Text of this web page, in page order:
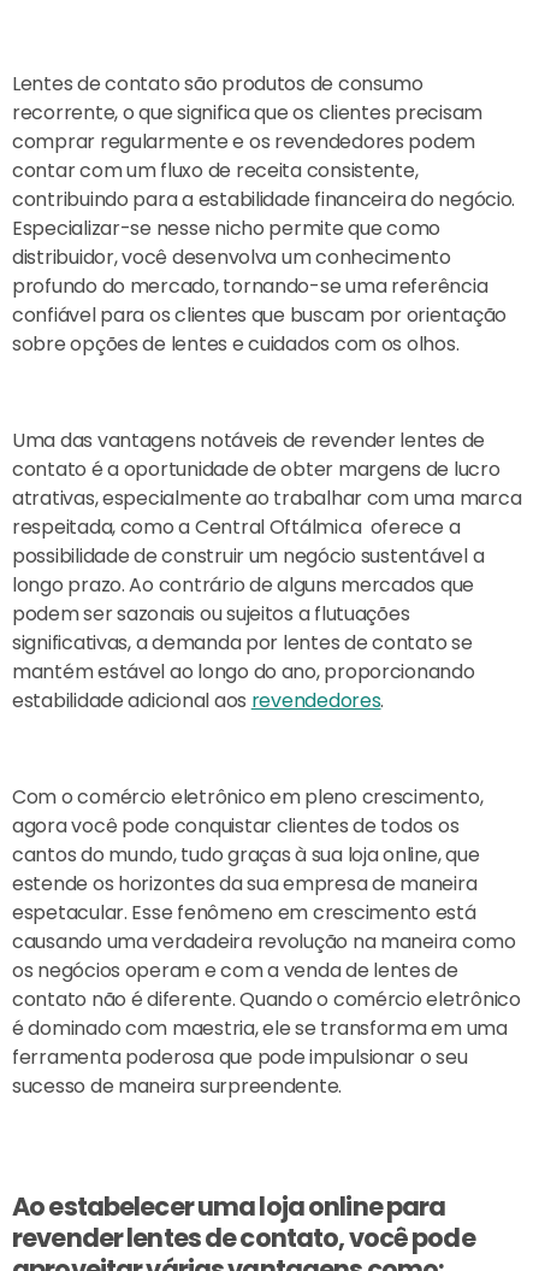
Lentes de contato são produtos de consumo
recorrente, o que significa que os clientes precisam
comprar regularmente e os revendedores podem
contar com um fluxo de receita consistente,
contribuindo para a estabilidade financeira do negócio.
Especializar-se nesse nicho permite que como
distribuidor, você desenvolva um conhecimento
profundo do mercado, tornando-se uma referência
confiável para os clientes que buscam por orientação
sobre opções de lentes e cuidados com os olhos.
Uma das vantagens notáveis de revender lentes de
contato é a oportunidade de obter margens de lucro
atrativas, especialmente ao trabalhar com uma marca
respeitada, como a Central Oftálmica oferece a
possibilidade de construir um negócio sustentável a
longo prazo. Ao contrário de alguns mercados que
podem ser sazonais ou sujeitos a flutuações
significativas, a demanda por lentes de contato se
mantém estável ao longo do ano, proporcionando
estabilidade adicional aos revendedores.
Com o comércio eletrônico em pleno crescimento,
agora você pode conquistar clientes de todos os
cantos do mundo, tudo graças à sua loja online, que
estende os horizontes da sua empresa de maneira
espetacular. Esse fenômeno em crescimento está
causando uma verdadeira revolução na maneira como
os negócios operam e com a venda de lentes de
contato não é diferente. Quando o comércio eletrônico
é dominado com maestria, ele se transforma em uma
ferramenta poderosa que pode impulsionar o seu
sucesso de maneira surpreendente.
Ao estabelecer uma loja online para
revender lentes de contato, você pode